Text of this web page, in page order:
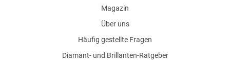
Magazin
Über uns
Häufig gestellte Fragen
Diamant- und Brillanten-Ratgeber